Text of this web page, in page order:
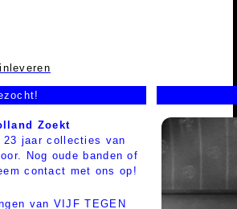
Zoekt
jaar collecties van
Nog oude banden of
contact met ons op!
van VIJF TEGEN